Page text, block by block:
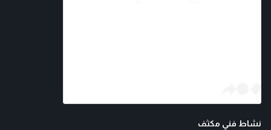
نشاط فني مكثف